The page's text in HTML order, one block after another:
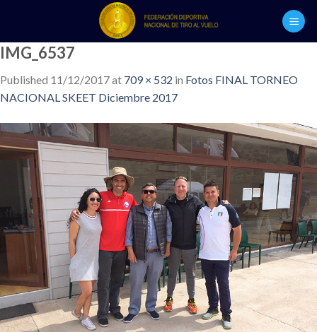
content
IMG_6537
Published 11/12/2017at 709 × 532 in Fotos FINAL TORNEO
NACIONAL SKEET Diciembre 2017